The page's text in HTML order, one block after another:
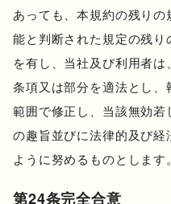
あっても、本規約の残り
能と判断された規定の残
を有し、当社及び利用者
条項又は部分を適法とし
範囲で修正し、当該無効
の趣旨並びに法律的及び
ように努めるものとします。
第24条完全合意